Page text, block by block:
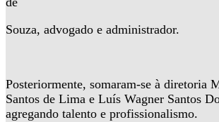
Souza, advogado e administrador.
Posteriormente, somaram-se à diretoria
Santos de Lima e Luís Wagner Santos
agregando talento e profissionalismo.